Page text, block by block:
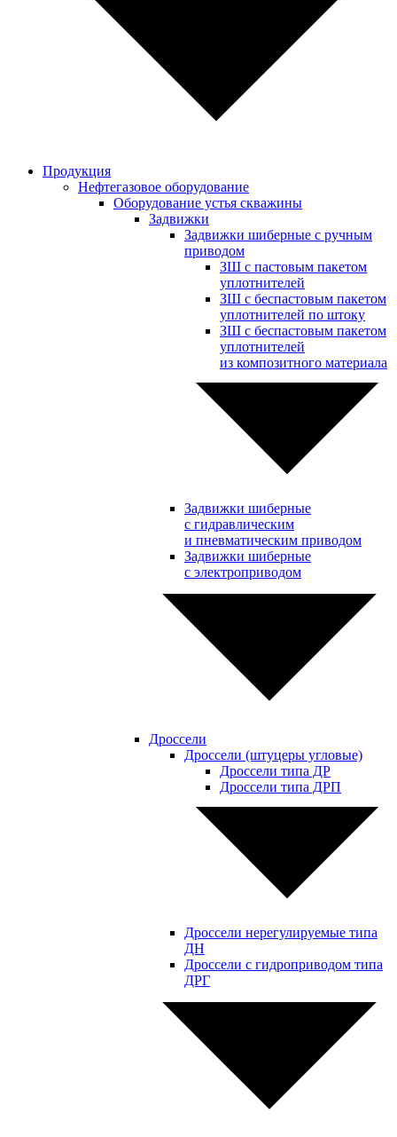
Продукция
Нефтегазовое оборудование
Оборудование устья скважины
Задвижки
Задвижки шиберные с ручным
приводом
ЗШ с пастовым пакетом
уплотнителей
ЗШ с беспастовым пакетом
уплотнителей по штоку
ЗШ с беспастовым пакетом
уплотнителей
из композитного материала
Задвижки шиберные
с гидравлическим
и пневматическим приводом
Задвижки шиберные
с электроприводом
Дроссели
Дроссели (штуцеры угловые)
Дроссели типа ДР
Дроссели типа ДРП
Дроссели нерегулируемые типа
ДН
Дроссели с гидроприводом типа
ДРГ